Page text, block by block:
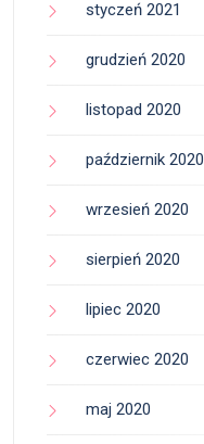
styczeń 2021
grudzień 2020
listopad 2020
październik 2020
wrzesień 2020
sierpień 2020
lipiec 2020
czerwiec 2020
maj 2020